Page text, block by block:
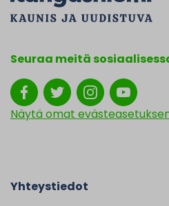
Seuraa meitä
Näytä omat
Yhteystiedot